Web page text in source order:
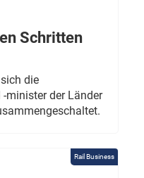
Schritten
die
minister der Länder
Rail Business